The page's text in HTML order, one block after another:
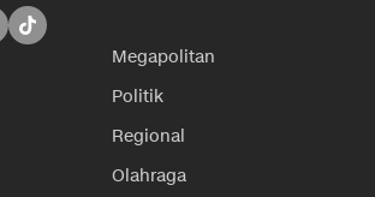
Megapolitan
Politik
Regional
Olahraga